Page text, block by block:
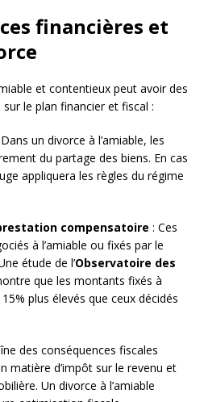
financières et
et contentieux peut avoir des
le plan financier et fiscal :
un divorce à l’amiable, les
du partage des biens. En cas
appliquera les règles du régime
compensatoire : Ces
à l’amiable ou fixés par le
étude de l’Observatoire des
que les montants fixés à
plus élevés que ceux décidés
des conséquences fiscales
matière d’impôt sur le revenu et
Un divorce à l’amiable